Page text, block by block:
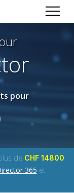
pour
de CHF 14800
365 et